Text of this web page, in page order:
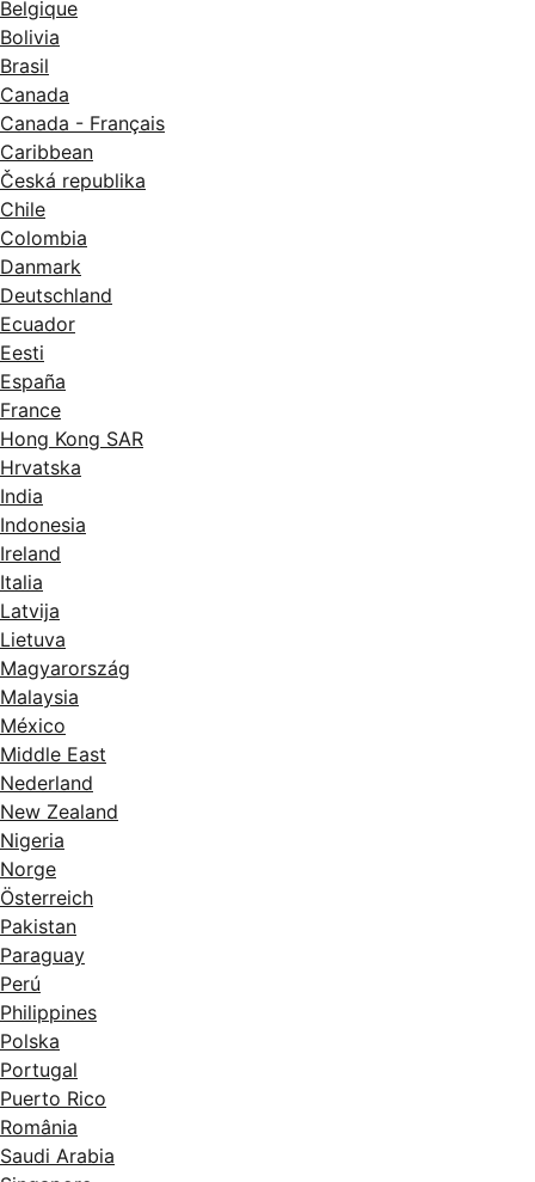
Belgique
Bolivia
Brasil
Canada
Canada - Français
Caribbean
Česká republika
Chile
Colombia
Danmark
Deutschland
Ecuador
Eesti
España
France
Hong Kong SAR
Hrvatska
India
Indonesia
Ireland
Italia
Latvija
Lietuva
Magyarország
Malaysia
México
Middle East
Nederland
New Zealand
Nigeria
Norge
Österreich
Pakistan
Paraguay
Perú
Philippines
Polska
Portugal
Puerto Rico
România
Saudi Arabia